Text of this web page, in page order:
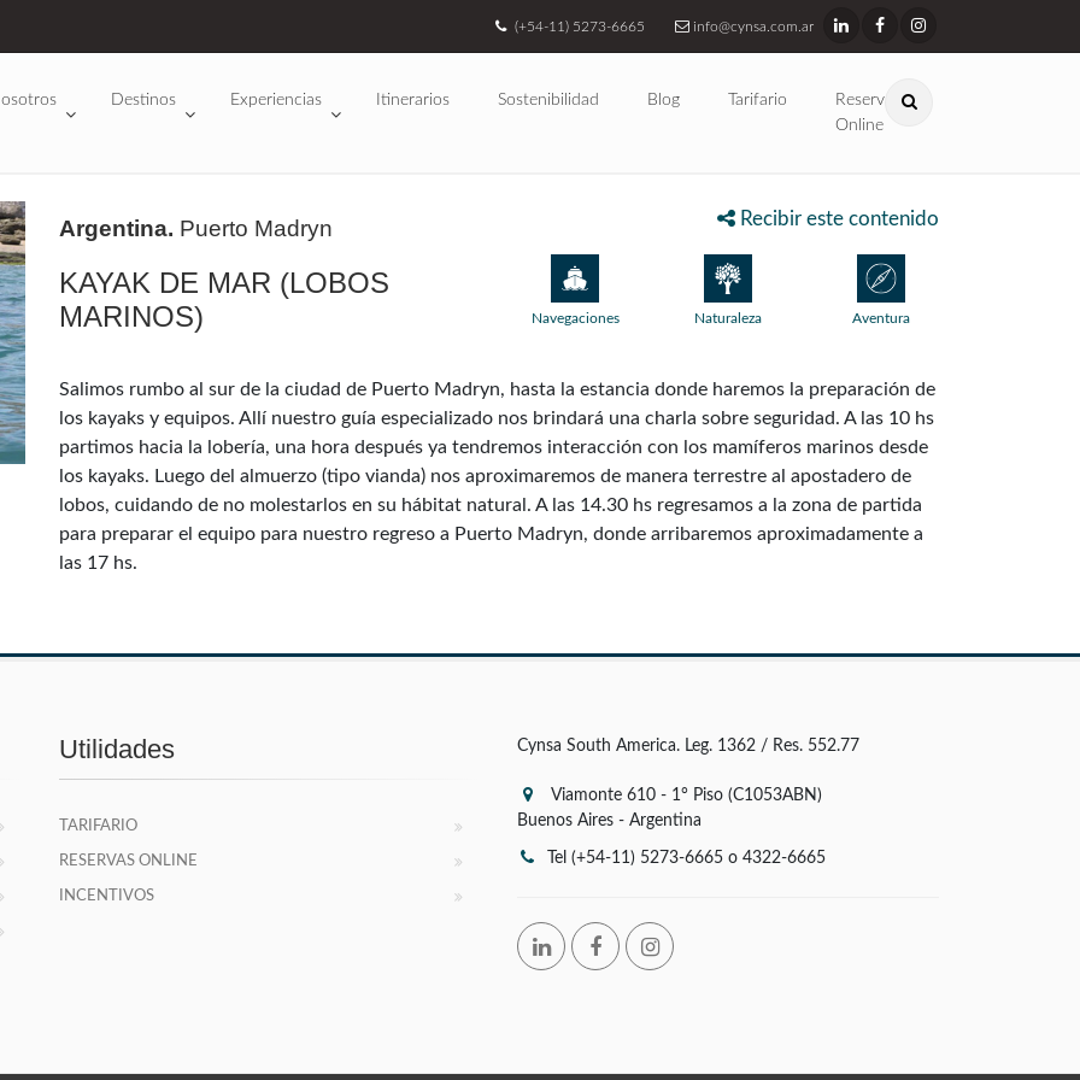
(+54-11) 5273-6665 info@cynsa.com.ar
Destinos Experiencias Itinerarios Sostenibilidad Blog Tarifario
Reservas
Online
Recibir este contenido
Argentina. Puerto Madryn
KAYAK DE MAR (LOBOS
MARINOS)
Navegaciones Naturaleza Aventura
Salimos rumbo al sur de la ciudad de Puerto Madryn, hasta la estancia donde haremos la preparación de
los kayaks y equipos. Allí nuestro guía especializado nos brindará una charla sobre seguridad. A las 10 hs
partimos hacia la lobería, una hora después ya tendremos interacción con los mamíferos marinos desde
los kayaks. Luego del almuerzo (tipo vianda) nos aproximaremos de manera terrestre al apostadero de
lobos, cuidando de no molestarlos en su hábitat natural. A las 14.30 hs regresamos a la zona de partida
para preparar el equipo para nuestro regreso a Puerto Madryn, donde arribaremos aproximadamente a
las 17 hs.
Utilidades
TARIFARIO
RESERVAS ONLINE
INCENTIVOS
Cynsa South America. Leg. 1362 / Res. 552.77
Viamonte 610 - 1° Piso (C1053ABN)
Buenos Aires - Argentina
Tel (+54-11) 5273-6665 o 4322-6665